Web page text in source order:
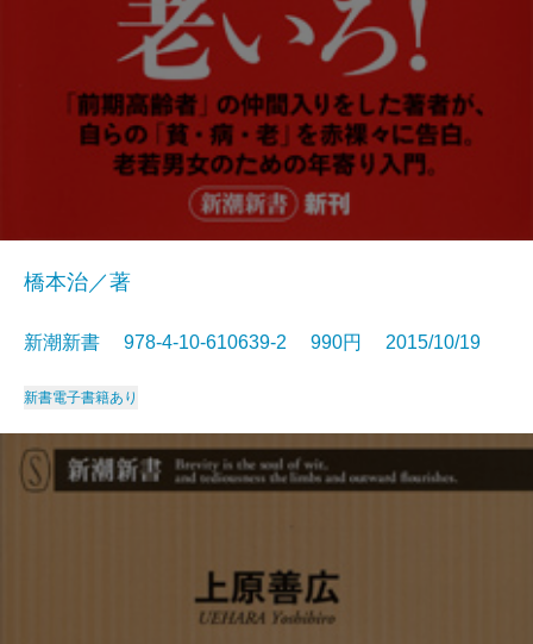
橋本治／著
新潮新書 978-4-10-610639-2 990円 2015/10/19
新書電子書籍あり